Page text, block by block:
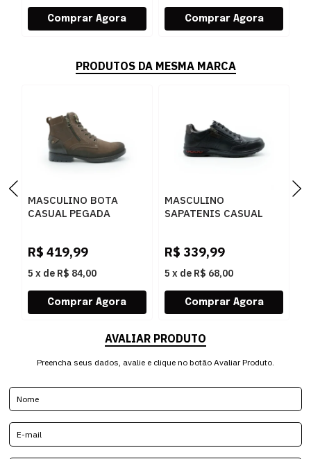
PRODUTOS DA MESMA MARCA
MASCULINO BOTA
CASUAL PEGADA
BROWN
R$ 419,99
5 x de R$ 84,00
MASCULINO
SAPATENIS CASUAL
PRETO/WASHED
BORDO
R$ 339,99
5 x de R$ 68,00
AVALIAR PRODUTO
Preencha seus dados, avalie e clique no botão Avaliar Produto.